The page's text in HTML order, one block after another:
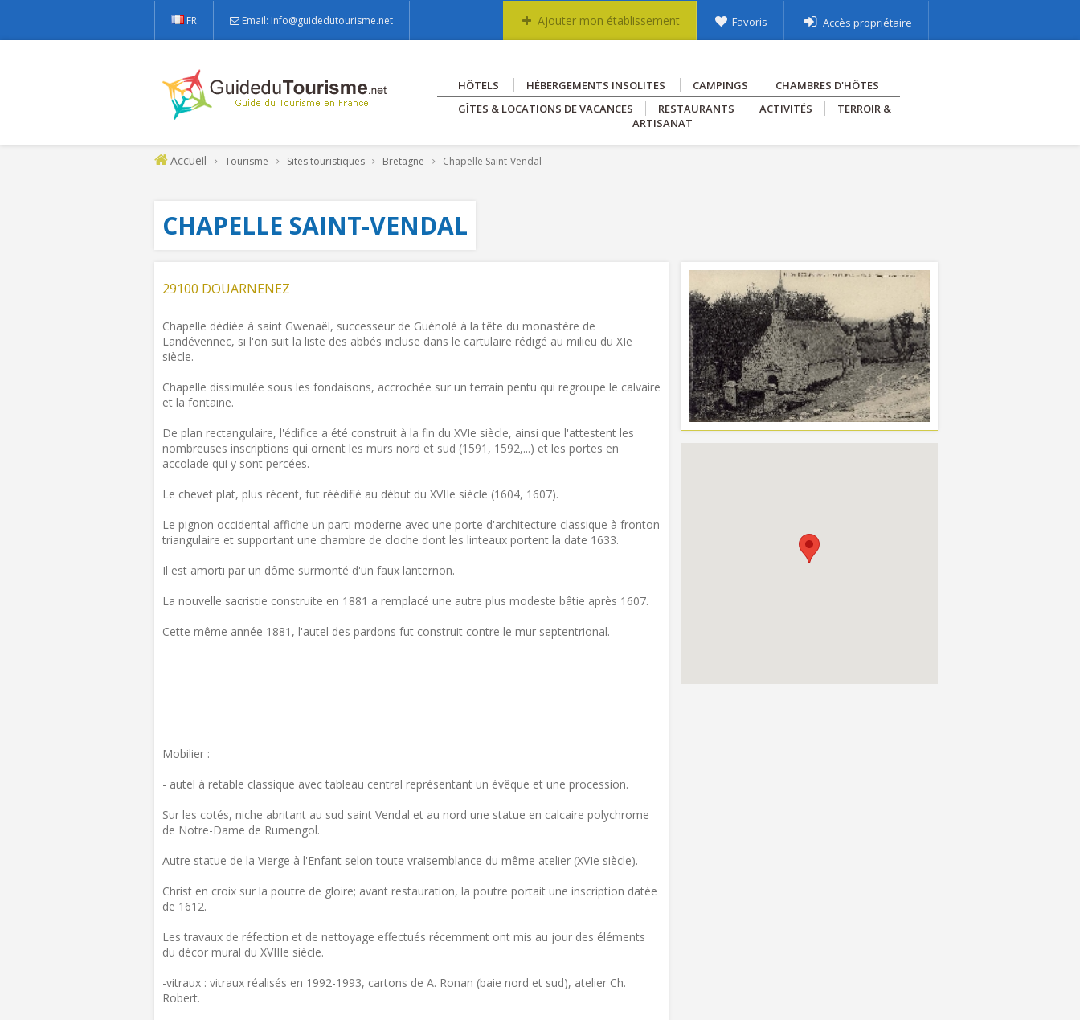
FR Email: Info@guidedutourisme.net Ajouter mon établissement Favoris Accès propriétaire
HÔTELS HÉBERGEMENTS INSOLITES CAMPINGS
CHAMBRES D'HÔTES
GÎTES & LOCATIONS DE VACANCES
RESTAURANTS ACTIVITÉS
TERROIR &
ARTISANAT
Accueil Tourisme Sites touristiques Bretagne Chapelle Saint-Vendal
CHAPELLE SAINT-VENDAL
29100 DOUARNENEZ
Chapelle dédiée à saint Gwenaël, successeur de Guénolé à la tête du monastère de
Landévennec, si l'on suit la liste des abbés incluse dans le cartulaire rédigé au milieu du XIe
siècle.
Chapelle dissimulée sous les fondaisons, accrochée sur un terrain pentu qui regroupe le calvaire
et la fontaine.
De plan rectangulaire, l'édifice a été construit à la fin du XVIe siècle, ainsi que l'attestent les
nombreuses inscriptions qui ornent les murs nord et sud (1591, 1592,...) et les portes en
accolade qui y sont percées.
Le chevet plat, plus récent, fut réédifié au début du XVIIe siècle (1604, 1607).
Le pignon occidental affiche un parti moderne avec une porte d'architecture classique à fronton
triangulaire et supportant une chambre de cloche dont les linteaux portent la date 1633.
Il est amorti par un dôme surmonté d'un faux lanternon.
La nouvelle sacristie construite en 1881 a remplacé une autre plus modeste bâtie après 1607.
Cette même année 1881, l'autel des pardons fut construit contre le mur septentrional.
Mobilier :
- autel à retable classique avec tableau central représentant un évêque et une procession.
Sur les cotés, niche abritant au sud saint Vendal et au nord une statue en calcaire polychrome
de Notre-Dame de Rumengol.
Autre statue de la Vierge à l'Enfant selon toute vraisemblance du même atelier (XVIe siècle).
Christ en croix sur la poutre de gloire; avant restauration, la poutre portait une inscription datée
de 1612.
Les travaux de réfection et de nettoyage effectués récemment ont mis au jour des éléments
du décor mural du XVIIIe siècle.
-vitraux : vitraux réalisés en 1992-1993, cartons de A. Ronan (baie nord et sud), atelier Ch.
Robert.